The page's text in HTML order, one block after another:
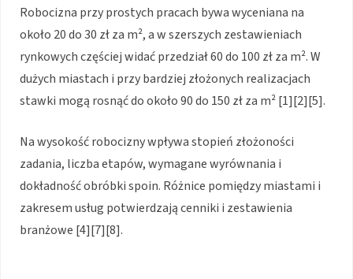
Robocizna przy prostych pracach bywa wyceniana na
około 20 do 30 zł za m², a w szerszych zestawieniach
rynkowych częściej widać przedział 60 do 100 zł za m². W
dużych miastach i przy bardziej złożonych realizacjach
stawki mogą rosnąć do około 90 do 150 zł za m² [1][2][5].
Na wysokość robocizny wpływa stopień złożoności
zadania, liczba etapów, wymagane wyrównania i
dokładność obróbki spoin. Różnice pomiędzy miastami i
zakresem usług potwierdzają cenniki i zestawienia
branżowe [4][7][8].